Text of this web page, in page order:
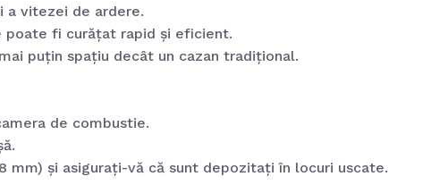
a vitezei de ardere.
poate fi curățat rapid și eficient.
puțin spațiu decât un cazan tradițional.
de combustie.
și asigurați-vă că sunt depozitați în locuri uscate.